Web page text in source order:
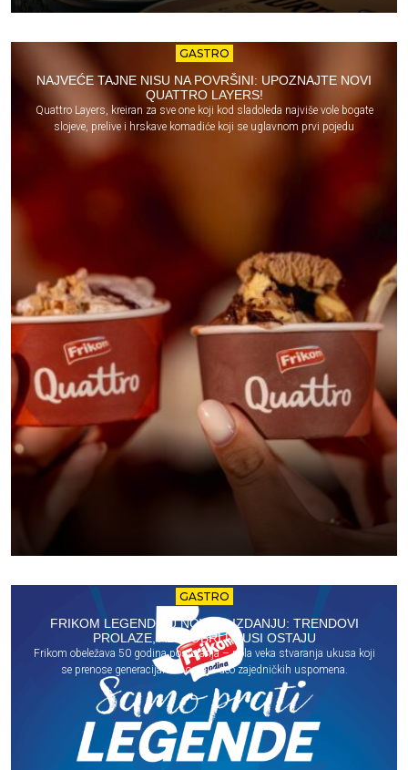
GASTRO
NAJVEĆE TAJNE NISU NA POVRŠINI: UPOZNAJTE NOVI
QUATTRO LAYERS!
Quattro Layers, kreiran za sve one koji kod sladoleda najviše vole bogate
slojeve, prelive i hrskave komadiće koji se uglavnom prvi pojedu
GASTRO
FRIKOM LEGENDE U NOVOM IZDANJU: TRENDOVI
PROLAZE, ALI DOBRI UKUSI OSTAJU
Frikom obeležava 50 godina postojanja – pola veka stvaranja ukusa koji
se prenose generacijama i ostaju deo zajedničkih uspomena.